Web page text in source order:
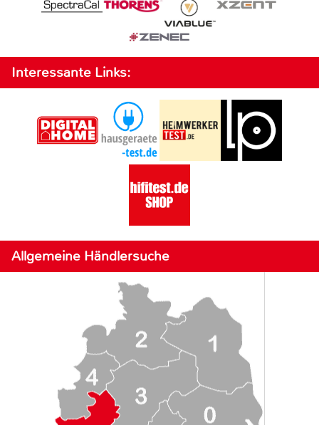
Interessante Links:
Allgemeine Händlersuche